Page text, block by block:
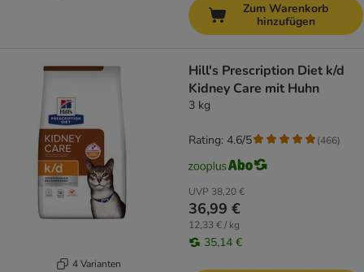
Zum Warenkorb
hinzufügen
4 Varianten
Hill's Prescription Diet k/d
Kidney Care mit Huhn
3 kg
UVP 38,20 €
36,99 €
12,33 € / kg
35,14 €
Rating: 4.6/5 (466)